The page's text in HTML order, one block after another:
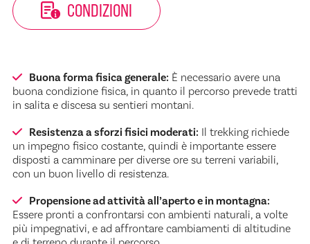
CONDIZIONI
Buona forma fisica generale: È necessario avere una
buona condizione fisica, in quanto il percorso prevede tratti
in salita e discesa su sentieri montani.
Resistenza a sforzi fisici moderati: Il trekking richiede
un impegno fisico costante, quindi è importante essere
disposti a camminare per diverse ore su terreni variabili,
con un buon livello di resistenza.
Propensione ad attività all’aperto e in montagna:
Essere pronti a confrontarsi con ambienti naturali, a volte
più impegnativi, e ad affrontare cambiamenti di altitudine